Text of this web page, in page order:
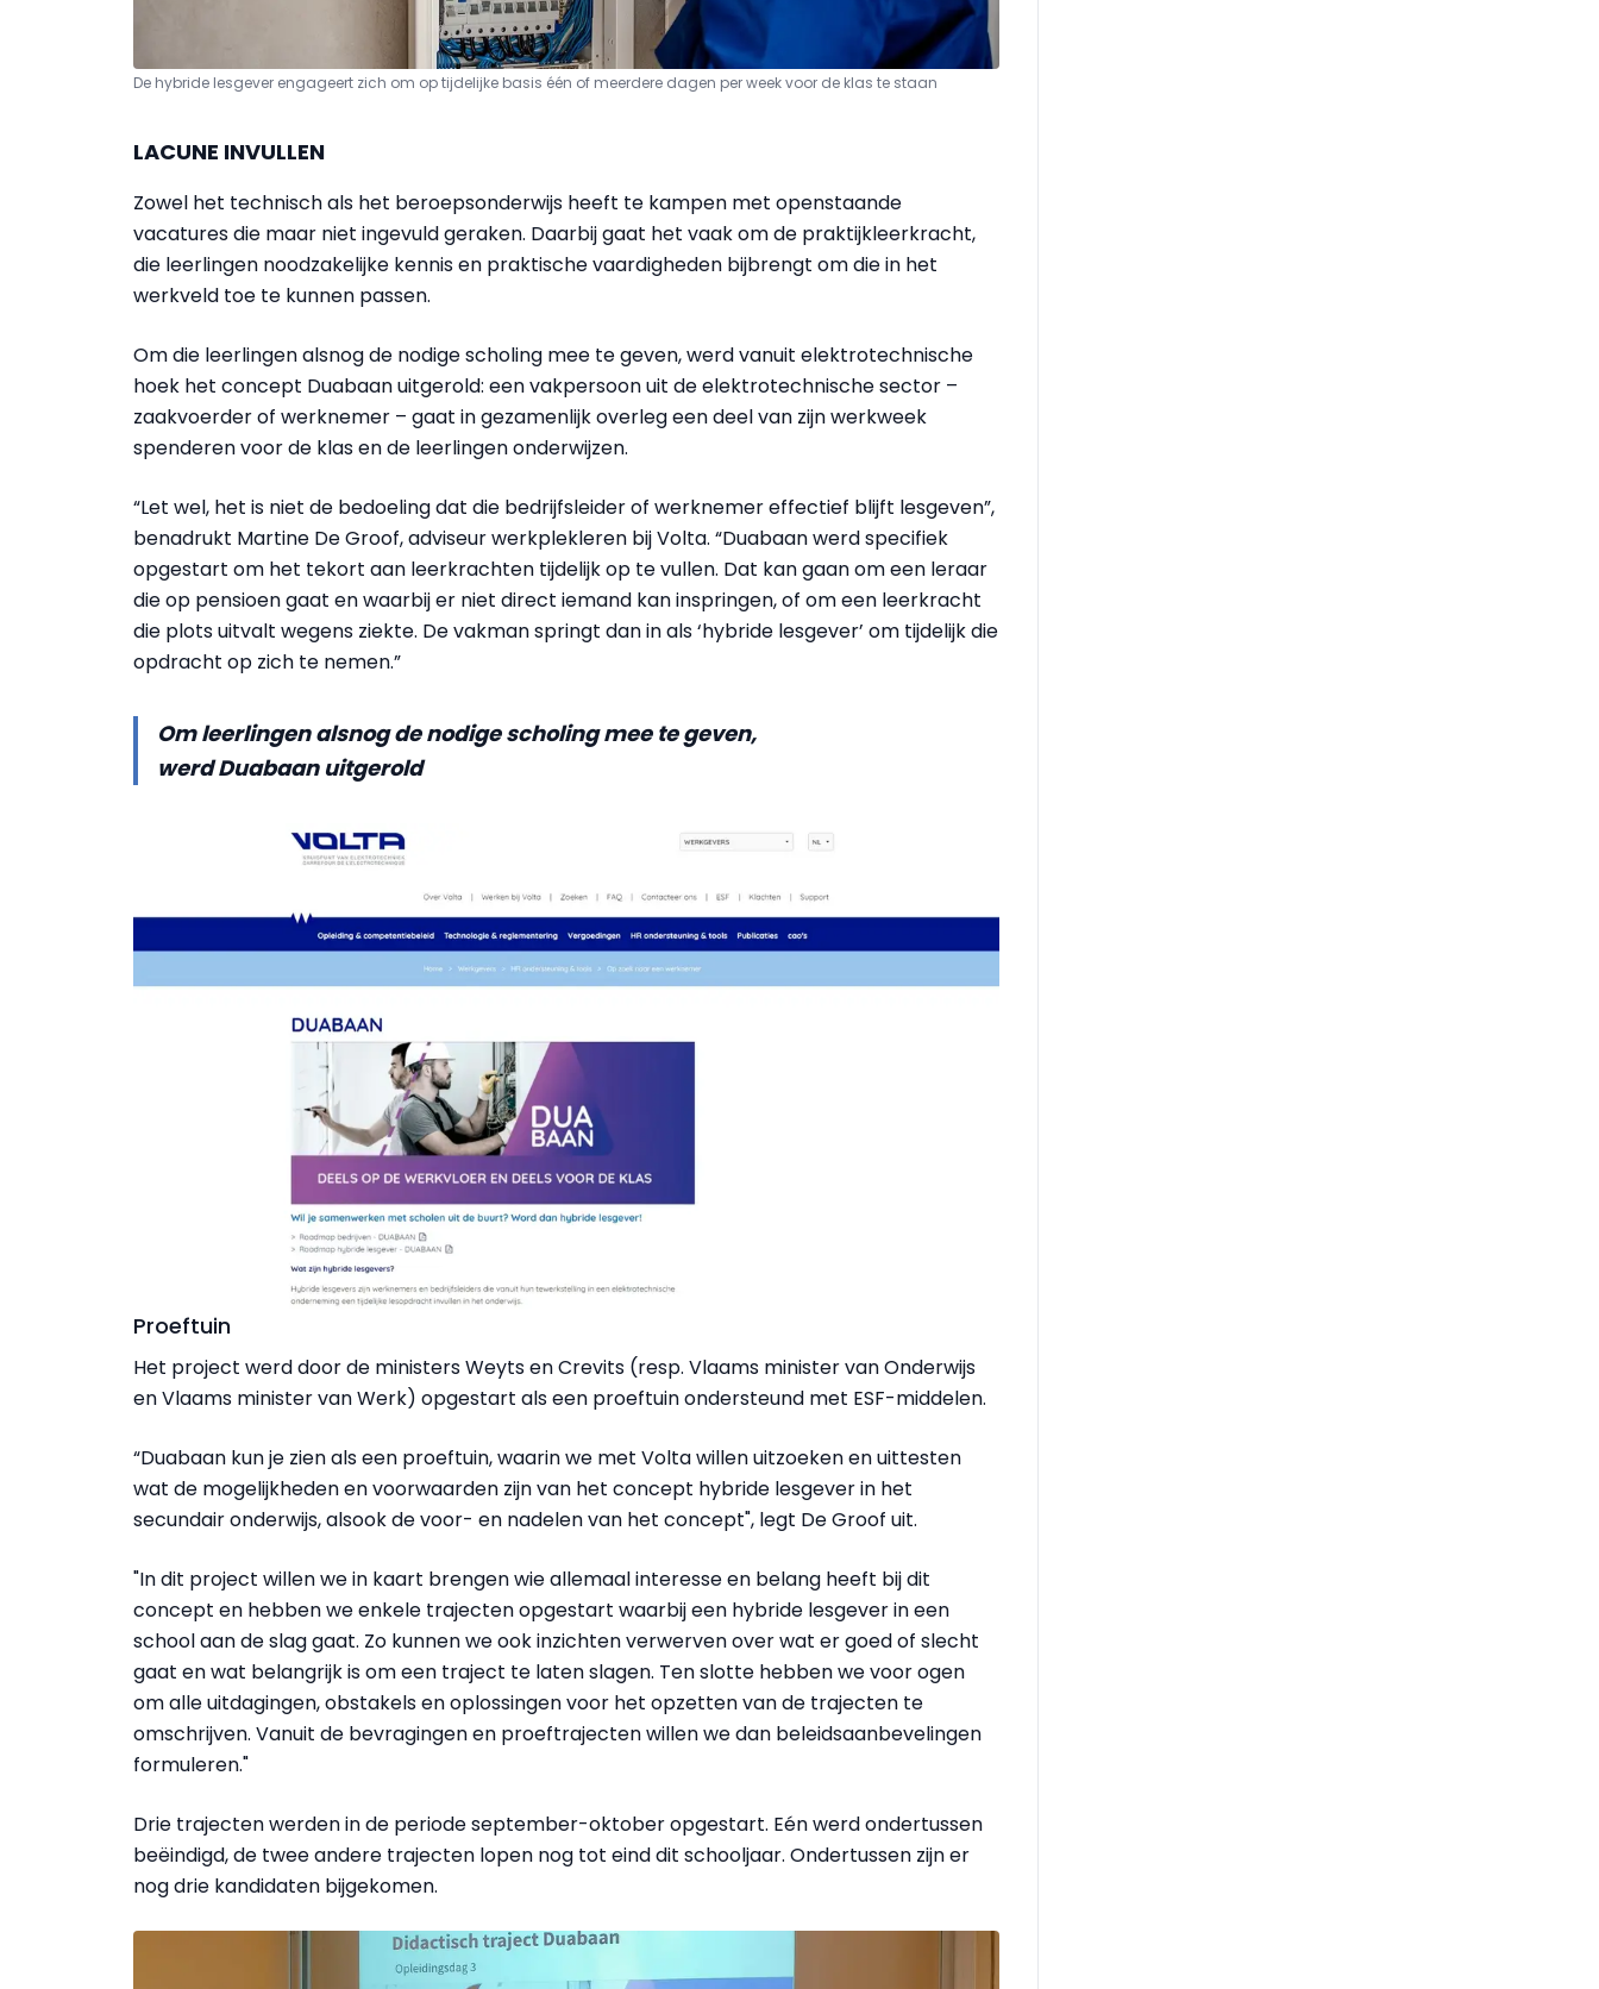
De hybride lesgever engageert zich om op tijdelijke basis één of meerdere dagen per week voor de klas te staan
LACUNE INVULLEN
Zowel het technisch als het beroepsonderwijs heeft te kampen met openstaande
vacatures die maar niet ingevuld geraken. Daarbij gaat het vaak om de praktijkleerkracht,
die leerlingen noodzakelijke kennis en praktische vaardigheden bijbrengt om die in het
werkveld toe te kunnen passen.
Om die leerlingen alsnog de nodige scholing mee te geven, werd vanuit elektrotechnische
hoek het concept Duabaan uitgerold: een vakpersoon uit de elektrotechnische sector –
zaakvoerder of werknemer – gaat in gezamenlijk overleg een deel van zijn werkweek
spenderen voor de klas en de leerlingen onderwijzen.
“Let wel, het is niet de bedoeling dat die bedrijfsleider of werknemer effectief blijft lesgeven”,
benadrukt Martine De Groof, adviseur werkplekleren bij Volta. “Duabaan werd specifiek
opgestart om het tekort aan leerkrachten tijdelijk op te vullen. Dat kan gaan om een leraar
die op pensioen gaat en waarbij er niet direct iemand kan inspringen, of om een leerkracht
die plots uitvalt wegens ziekte. De vakman springt dan in als ‘hybride lesgever’ om tijdelijk die
opdracht op zich te nemen.”
Om leerlingen alsnog de nodige scholing mee te geven,
werd Duabaan uitgerold
Proeftuin
Het project werd door de ministers Weyts en Crevits (resp. Vlaams minister van Onderwijs
en Vlaams minister van Werk) opgestart als een proeftuin ondersteund met ESF-middelen.
“Duabaan kun je zien als een proeftuin, waarin we met Volta willen uitzoeken en uittesten
wat de mogelijkheden en voorwaarden zijn van het concept hybride lesgever in het
secundair onderwijs, alsook de voor- en nadelen van het concept", legt De Groof uit.
"In dit project willen we in kaart brengen wie allemaal interesse en belang heeft bij dit
concept en hebben we enkele trajecten opgestart waarbij een hybride lesgever in een
school aan de slag gaat. Zo kunnen we ook inzichten verwerven over wat er goed of slecht
gaat en wat belangrijk is om een traject te laten slagen. Ten slotte hebben we voor ogen
om alle uitdagingen, obstakels en oplossingen voor het opzetten van de trajecten te
omschrijven. Vanuit de bevragingen en proeftrajecten willen we dan beleidsaanbevelingen
formuleren."
Drie trajecten werden in de periode september-oktober opgestart. Eén werd ondertussen
beëindigd, de twee andere trajecten lopen nog tot eind dit schooljaar. Ondertussen zijn er
nog drie kandidaten bijgekomen.